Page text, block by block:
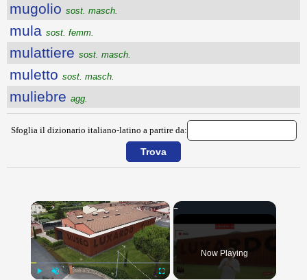
mugolio sost. masch.
mula sost. femm.
mulattiere sost. masch.
muletto sost. masch.
muliebre agg.
Sfoglia il dizionario italiano-latino a partire da:
×
Now Playing